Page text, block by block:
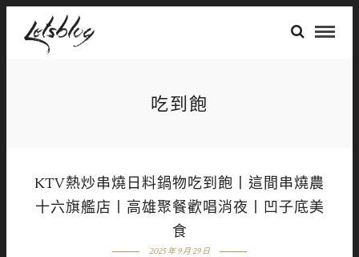
吃到飽
KTV熱炒串燒日料鍋物吃到飽丨這間串燒農
十六旗艦店丨高雄聚餐歡唱消夜丨凹子底美
食
2025 年 9 月 29 日